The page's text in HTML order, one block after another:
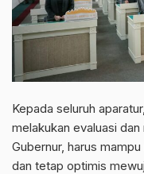
Kepada seluruh
melakukan evaluasi
Gubernur, harus
dan tetap optimis